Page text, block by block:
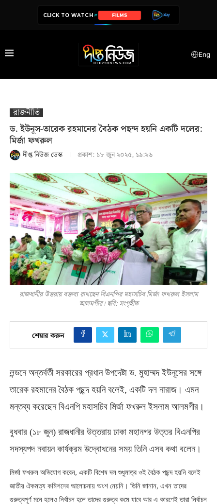
CLICK TO WATCH SERIES
Eng
রাজনীতি
ড. ইউনূস-তারেক রহমানের বৈঠক পছন্দ হয়নি একটি দলের:
মির্জা ফখরুল
দীপ্ত নিউজ ডেস্ক প্রকাশ: ১৮ জুন ২০২৫, ১৯:২৬
রাজধানীর উত্তরায় বক্তব্য রাখছেন বিএনপির মহাসচিব মির্জা ফখরুল ইসলাম
আলমগীর। ছবি: সংগৃহীত
শেয়ার করুন
লন্ডনে অন্তর্বর্তী সরকারের প্রধান উপদেষ্টা ড. মুহাম্মদ ইউনূসের সঙ্গে
তারেক রহমানের বৈঠক পছন্দ হয়নি বলেই, একটি দল নারাজ। এমন
মন্তব্য করেছেন বিএনপি মহাসচিব মির্জা ফখরুল ইসলাম আলমগীর।
বুধবার (১৮ জুন) রাজধানীর উত্তরায় ঢাকা মহানগর উত্তর বিএনপির
সদস্যপদ নবায়ন কার্যক্রম উদ্বোধনের সময় তিনি এসব কথা বলেন।
মির্জা ফখরুল অভিযোগ করেন, একটি বিশেষ দল শুধুমাত্র ওই বৈঠক পছন্দ হয়নি বলেই
জাতীয় ঐকমত্য কমিশনের আলোচনায় অংশ নেয়নি। তিনি জানান, এখন তাদের
গুরুত্বপূর্ণ মনে হলেও নির্বাচন হলে তাদের গুরুত্ব কমে যাবে আর এ কারণেই তারা নির্বাচন